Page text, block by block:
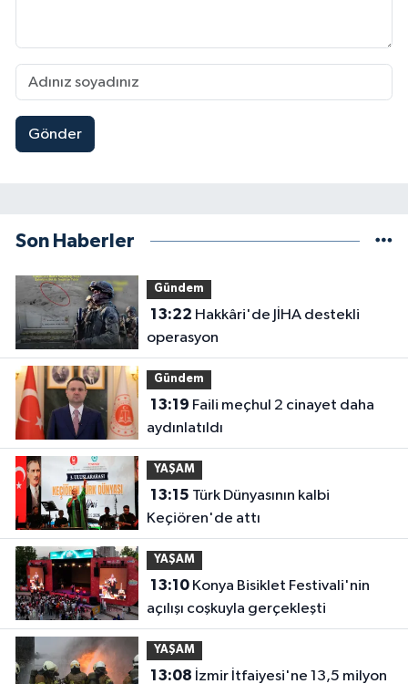
Gönder
Son Haberler
Gündem
13:22
operasyon
Gündem
13:19
aydınlatıldı
YAŞAM
13:15
Keçiören'de attı
YAŞAM
13:10Konya Bisiklet Festivali'nin
açılışı coşkuyla gerçekleşti
YAŞAM
13:08